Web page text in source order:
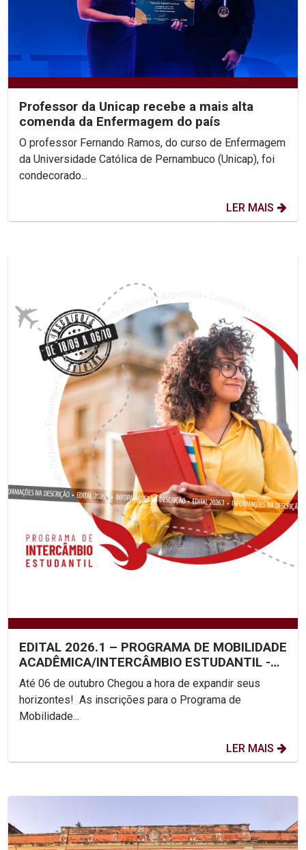
Professor da Unicap recebe a mais alta
comenda da Enfermagem do país
O professor Fernando Ramos, do curso de Enfermagem
da Universidade Católica de Pernambuco (Unicap), foi
condecorado...
LER MAIS
EDITAL 2026.1 – PROGRAMA DE MOBILIDADE
ACADÊMICA/INTERCÂMBIO ESTUDANTIL -
UNICAP
Até 06 de outubro Chegou a hora de expandir seus
horizontes! As inscrições para o Programa de
Mobilidade...
LER MAIS